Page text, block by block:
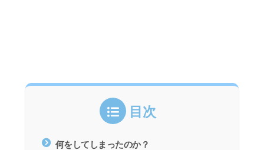
目次
何をしてしまったのか？